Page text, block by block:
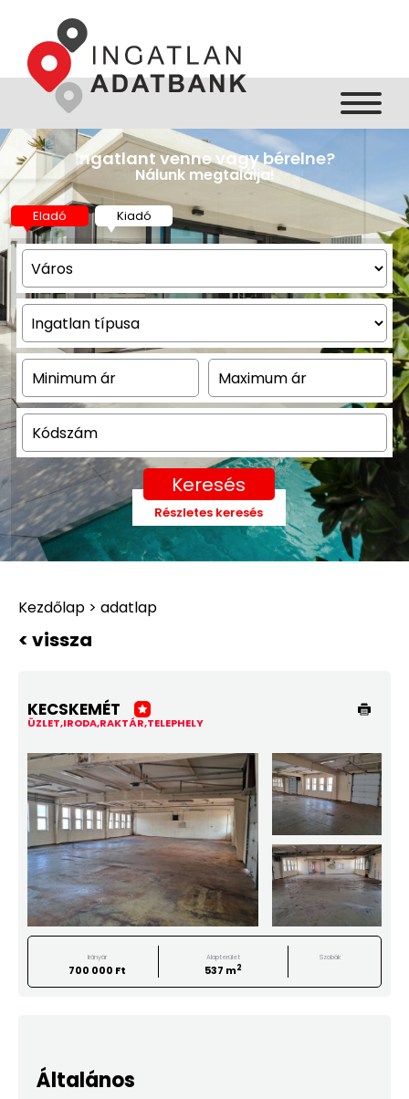
Eladó Kiadó
Keresés
Részletes keresés
Ingatlant venne vagy bérelne?
Nálunk megtalálja!
elég pénze?
Teljeskörű hitelügyintézés!
Kezdőlap > adatlap
< vissza
KECSKEMÉT
ÜZLET,IRODA,RAKTÁR,TELEPHELY
Irányár
700 000 Ft
Alapterület
537 m2
Szobák
Általános